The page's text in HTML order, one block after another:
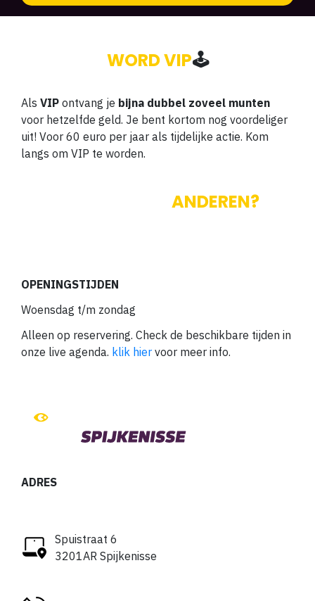
WORD VIP🕹️
Als VIP ontvang je bijna dubbel zoveel munten
voor hetzelfde geld. Je bent kortom nog voordeliger
uit! Voor 60 euro per jaar als tijdelijke actie. Kom
langs om VIP te worden.
ANDEREN?
OPENINGSTIJDEN
Woensdag t/m zondag
Alleen op reservering. Check de beschikbare tijden in
onze live agenda. klik hier voor meer info.
ADRES
Spuistraat 6
3201AR Spijkenisse